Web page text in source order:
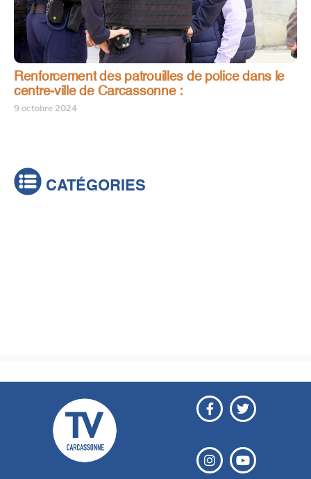
Renforcement des patrouilles de police dans le
centre-ville de Carcassonne :
9 octobre 2024
CATÉGORIES